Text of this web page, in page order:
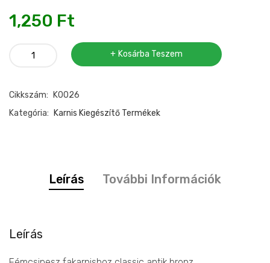
1,250 Ft
Fémcsipesz
antik
bronz
Kosárba Teszem
Cikkszám:
K0026
Kategória:
Karnis Kiegészítő Termékek
Leírás További Információk
Leírás